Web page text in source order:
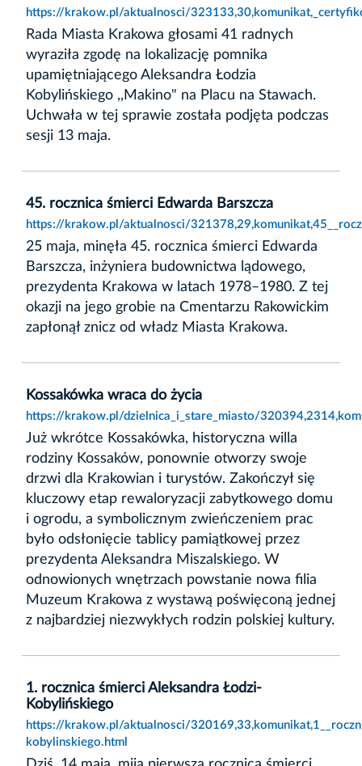
https://krakow.pl/aktualnosci/
Rada Miasta Krakowa głosami 41 radnych
wyraziła zgodę na lokalizację pomnika
upamiętniającego Aleksandra Łodzia
Kobylińskiego ,,Makino" na Placu na Stawach.
Uchwała w tej sprawie została podjęta podczas
sesji 13 maja.
45. rocznica śmierci Edwarda Barszcza
https://krakow.pl/aktualnosci/
25 maja, minęła 45. rocznica śmierci Edwarda
Barszcza, inżyniera budownictwa lądowego,
prezydenta Krakowa w latach 1978–1980. Z tej
okazji na jego grobie na Cmentarzu Rakowickim
zapłonął znicz od władz Miasta Krakowa.
Kossakówka wraca do życia
https://krakow.pl/dzielnica_i_stare_miasto/
Już wkrótce Kossakówka, historyczna willa
rodziny Kossaków, ponownie otworzy swoje
drzwi dla Krakowian i turystów. Zakończył się
kluczowy etap rewaloryzacji zabytkowego domu
i ogrodu, a symbolicznym zwieńczeniem prac
było odsłonięcie tablicy pamiątkowej przez
prezydenta Aleksandra Miszalskiego. W
odnowionych wnętrzach powstanie nowa filia
Muzeum Krakowa z wystawą poświęconą jednej
z najbardziej niezwykłych rodzin polskiej kultury.
1. rocznica śmierci Aleksandra Łodzi-
Kobylińskiego
https://krakow.pl/aktualnosci/
kobylinskiego.html